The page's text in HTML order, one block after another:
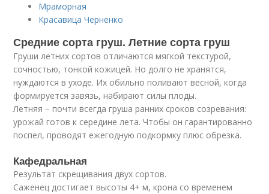
Мраморная
Красавица Черненко
Средние сорта груш. Летние сорта груш
Груши летних сортов отличаются мягкой текстурой,
сочностью, тонкой кожицей. Но долго не хранятся,
нуждаются в уходе. Их обильно поливают весной, когда
формируется завязь, набирают силы плоды.
Летняя – почти всегда груша ранних сроков созревания:
урожай готов к середине лета. Чтобы он гарантированно
поспел, проводят ежегодную подкормку плюс обрезка.
Кафедральная
Результат скрещивания двух сортов.
Саженец достигает высоты 4+ м, крона со временем